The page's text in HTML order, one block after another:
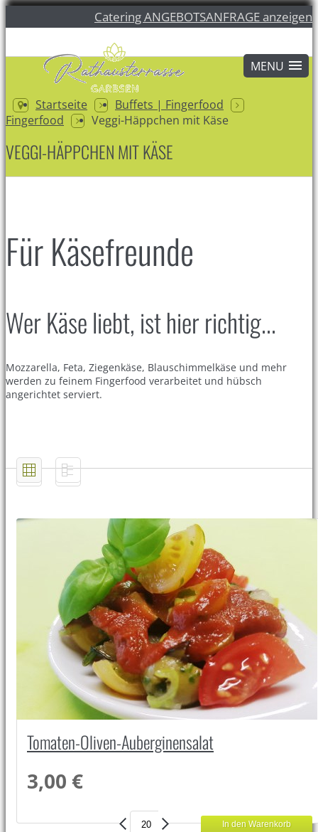
Catering ANGEBOTSANFRAGE anzeigen
Startseite
Buffets | Fingerfood
Fingerfood
Veggi-Häppchen mit Käse
VEGGI-HÄPPCHEN MIT KÄSE
Für Käsefreunde
Wer Käse liebt, ist hier richtig...
Mozzarella, Feta, Ziegenkäse, Blauschimmelkäse und mehr
werden zu feinem Fingerfood verarbeitet und hübsch
angerichtet serviert.
Tomaten-Oliven-Auberginensalat
3,00 €